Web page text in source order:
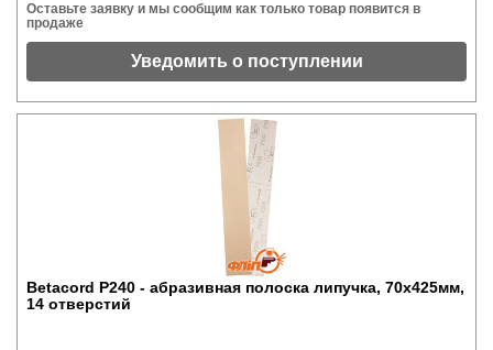
Оставьте заявку и мы сообщим как только товар появится в
продаже
Уведомить о поступлении
Betacord P240 - абразивная полоска липучка, 70x425мм,
14 отверстий